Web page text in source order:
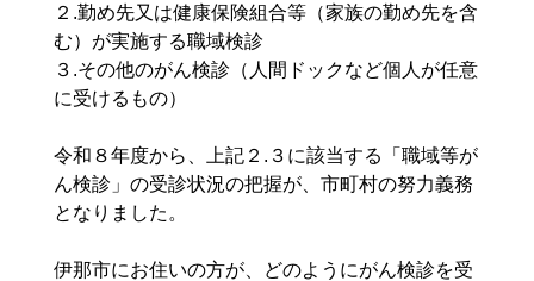
２.勤め先又は健康保険組合等（家族の勤め先を含
む）が実施する職域検診
３.その他のがん検診（人間ドックなど個人が任意
に受けるもの）
令和８年度から、上記２.３に該当する「職域等が
ん検診」の受診状況の把握が、市町村の努力義務
となりました。
伊那市にお住いの方が、どのようにがん検診を受